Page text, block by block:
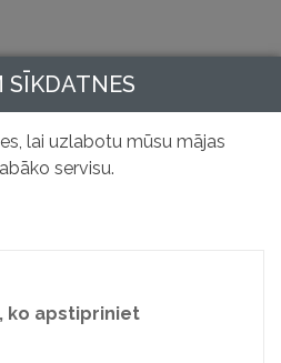
SĪKDATNES
lai uzlabotu mūsu mājas
servisu.
ko apstipriniet